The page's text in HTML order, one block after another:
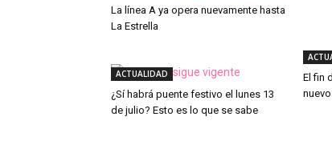
La línea A ya opera nuevamente hasta
La Estrella
ACTUALIDAD
¿Sí habrá puente festivo el lunes 13
de julio? Esto es lo que se sabe
El fin